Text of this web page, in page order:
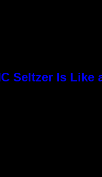
Seltzer Is